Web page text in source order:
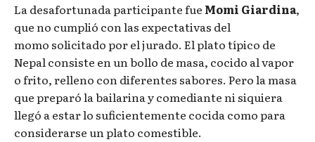
La desafortunada participante fue Momi Giardina,
que no cumplió con las expectativas del
momo solicitado por el jurado. El plato típico de
Nepal consiste en un bollo de masa, cocido al vapor
o frito, relleno con diferentes sabores. Pero la masa
que preparó la bailarina y comediante ni siquiera
llegó a estar lo suficientemente cocida como para
considerarse un plato comestible.